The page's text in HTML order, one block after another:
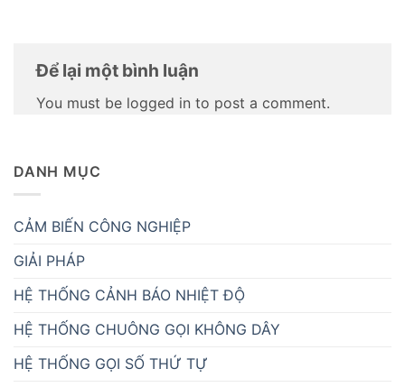
Để lại một bình luận
You must be logged in to post a comment.
DANH MỤC
CẢM BIẾN CÔNG NGHIỆP
GIẢI PHÁP
HỆ THỐNG CẢNH BÁO NHIỆT ĐỘ
HỆ THỐNG CHUÔNG GỌI KHÔNG DÂY
HỆ THỐNG GỌI SỐ THỨ TỰ